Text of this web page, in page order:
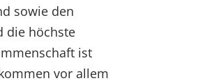
sowie den
die höchste
ist
vor allem